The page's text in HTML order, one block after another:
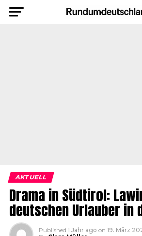
AKTUELL
Drama in Südtirol:
deutschen Urlauber in
Published 1 Jahr ago on 19. März